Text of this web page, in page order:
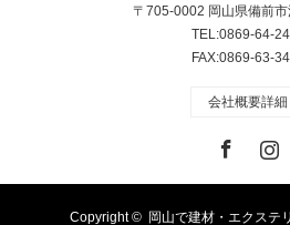
〒705-0002 岡山県備前市
TEL:0869-64-
FAX:0869-63-
会社概要詳細
Copyright © 岡山で建材・エクステ